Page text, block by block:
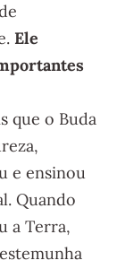
Ele
que o Buda
e ensinou
Quando
a Terra,